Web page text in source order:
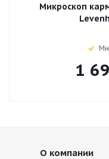
Микроскоп
1
О компании